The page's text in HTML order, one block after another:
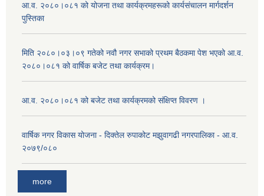
आ.व. २०८०।०८१ को योजना तथा कार्यक्रमहरूको कार्यसंचालन मार्गदर्शन
पुस्तिका
मिति २०८०।०३।०९ गतेको नवौ नगर सभाको प्रथम बैठकमा पेश भएको आ.व.
२०८०।०८१ को वार्षिक बजेट तथा कार्यक्रम।
आ.व. २०८०।०८१ को बजेट तथा कार्यक्रमको संक्षिप्त विवरण ।
वार्षिक नगर विकास योजना - दिक्तेल रुपाकोट मझुवागढी नगरपालिका - आ.व.
२०७९/०८०
more